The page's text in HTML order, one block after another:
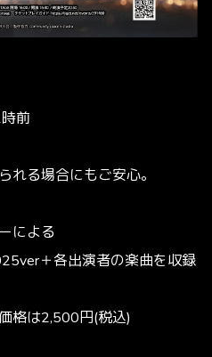
前
れる場合にもご安心。
による
＋各出演者の楽曲を収録
格は2,500円(税込)